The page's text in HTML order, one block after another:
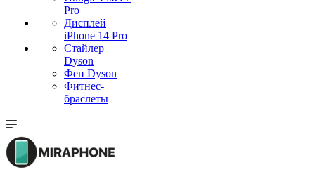
Pro
Дисплей
iPhone 14 Pro
Стайлер
Dyson
Фен Dyson
Фитнес-
браслеты